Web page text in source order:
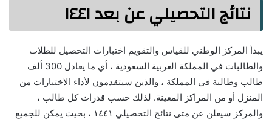
نتائج التحصيلي عن بعد ١٤٤١
يبدأ المركز الوطني للقياس والتقويم اختبارات التحصيل للطلاب
والطالبات في المملكة العربية السعودية ، أي ما يعادل 300 ألف
طالب وطالبة في المملكة ، والذين سيتقدمون لأداء الاختبارات من
المنزل أو من المراكز المعينة. لذلك حسب قدرات كل طالب ،
والمركز سيعلن عن متى نتائج التحصيلي ١٤٤١ ، بحيث يمكن للجميع